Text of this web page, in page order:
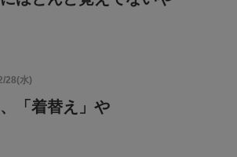
28(水)
「着替え」や